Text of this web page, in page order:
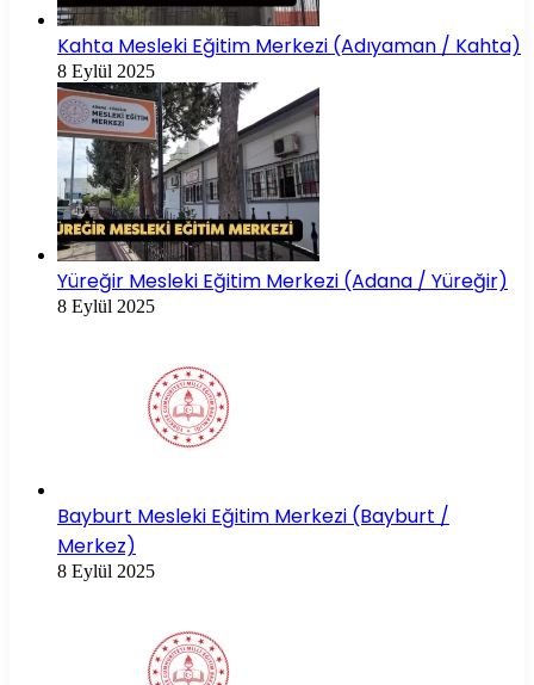
Kahta Mesleki Eğitim Merkezi (Adıyaman / Kahta)
8 Eylül 2025
Yüreğir Mesleki Eğitim Merkezi (Adana / Yüreğir)
8 Eylül 2025
Bayburt Mesleki Eğitim Merkezi (Bayburt /
Merkez)
8 Eylül 2025